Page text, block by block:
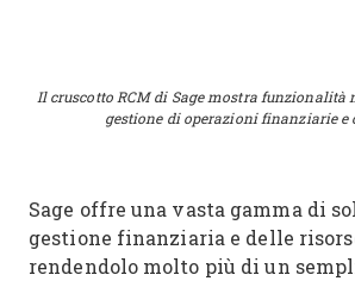
Il cruscotto RCM di Sage mostra
gestione di operazioni finanziarie e
Sage offre una vasta gamma di
gestione finanziaria e delle
rendendolo molto più di un